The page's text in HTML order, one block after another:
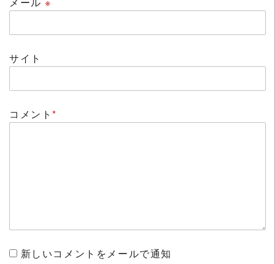
サイト
コメント*
新しいコメントをメールで通知